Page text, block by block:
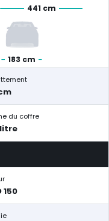
441 cm
183 cm
du coffre
150